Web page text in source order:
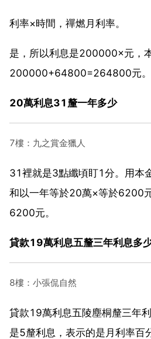
利率×時間，禪燃月利率。
是，所以利息是200000×元，
200000+64800=264800元。
20萬利息31釐一年多少
7樓：九之賞金獵人
31裡就是3點纖頃盯1分。用本
和以一年等於20萬×等於6200
6200元。
貸款19萬利息五釐三年利息多
8樓：小張侃自然
貸款19萬利息五陵塵桐釐三年
是5釐利息，表示的是月利率